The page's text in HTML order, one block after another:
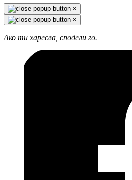
×
×
Ако ти харесва, сподели го.